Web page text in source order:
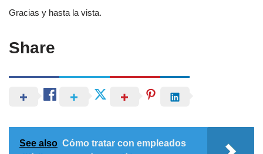
Gracias y hasta la vista.
Share
See also Cómo tratar con empleados